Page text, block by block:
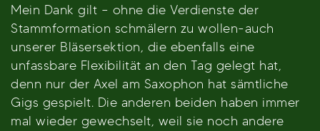
Mein Dank gilt – ohne die Verdienste der
Stammformation schmälern zu wollen-auch
unserer Bläsersektion, die ebenfalls eine
unfassbare Flexibilität an den Tag gelegt hat,
denn nur der Axel am Saxophon hat sämtliche
Gigs gespielt. Die anderen beiden haben immer
mal wieder gewechselt, weil sie noch andere